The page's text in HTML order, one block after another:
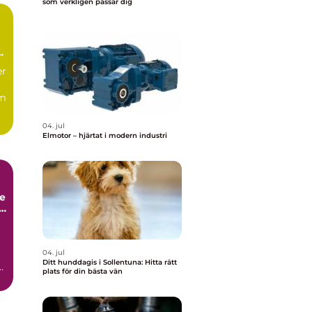
04. jul
Elmotor – hjärtat i modern industri
04. jul
Ditt hunddagis i Sollentuna: Hitta rätt
plats för din bästa vän